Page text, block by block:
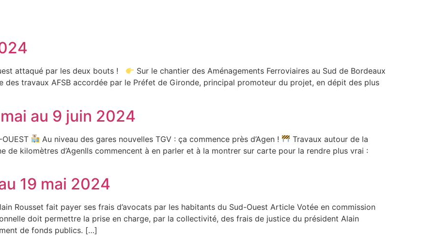
attaqué par les deux bouts !
Sur le chantier des Aménagements Ferroviaires au Sud de Bordeaux
des travaux AFSB accordée par le Préfet de Gironde, principal promoteur du projet, en dépit des plus
au 9 juin 2024
OUEST Au niveau des gares nouvelles TGV : ça commence près d’Agen !
Travaux autour de la
de kilomètres d’AgenIls commencent à en parler et à la montrer sur carte pour la rendre plus vrai :
19 mai 2024
Rousset fait payer ses frais d’avocats par les habitants du Sud-Ouest Article Votée en commission
doit permettre la prise en charge, par la collectivité, des frais de justice du président Alain
de fonds publics. […]